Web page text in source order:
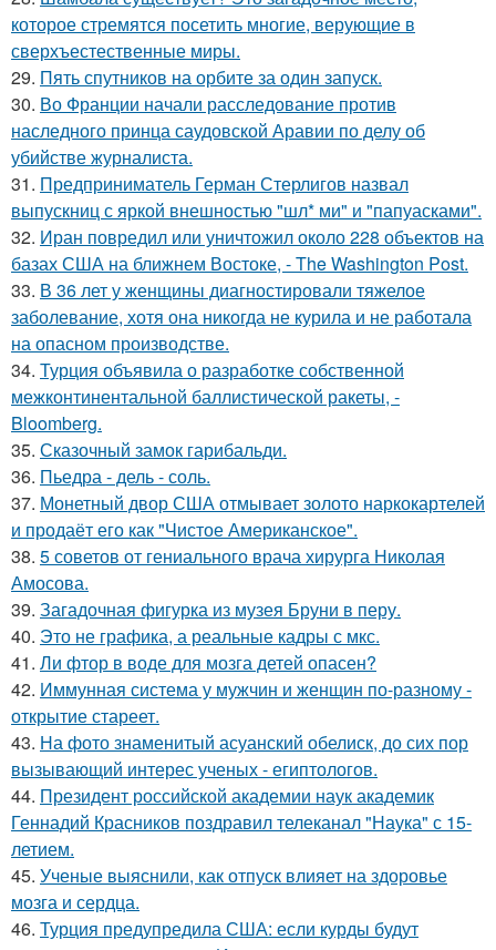
которое стремятся посетить многие, верующие в
сверхъестественные миры.
29. Пять спутников на орбите за один запуск.
30. Во Франции начали расследование против
наследного принца саудовской Аравии по делу об
убийстве журналиста.
31. Предприниматель Герман Стерлигов назвал
выпускниц с яркой внешностью "шл* ми" и "папуасками".
32. Иран повредил или уничтожил около 228 объектов на
базах США на ближнем Востоке, - The Washington Post.
33. В 36 лет у женщины диагностировали тяжелое
заболевание, хотя она никогда не курила и не работала
на опасном производстве.
34. Турция объявила о разработке собственной
межконтинентальной баллистической ракеты, -
Bloomberg.
35. Сказочный замок гарибальди.
36. Пьедра - дель - соль.
37. Монетный двор США отмывает золото наркокартелей
и продаёт его как "Чистое Американское".
38. 5 советов от гениального врача хирурга Николая
Амосова.
39. Загадочная фигурка из музея Бруни в перу.
40. Это не графика, а реальные кадры с мкс.
41. Ли фтор в воде для мозга детей опасен?
42. Иммунная система у мужчин и женщин по-разному -
открытие стареет.
43. На фото знаменитый асуанский обелиск, до сих пор
вызывающий интерес ученых - египтологов.
44. Президент российской академии наук академик
Геннадий Красников поздравил телеканал "Наука" с 15-
летием.
45. Ученые выяснили, как отпуск влияет на здоровье
мозга и сердца.
46. Турция предупредила США: если курды будут